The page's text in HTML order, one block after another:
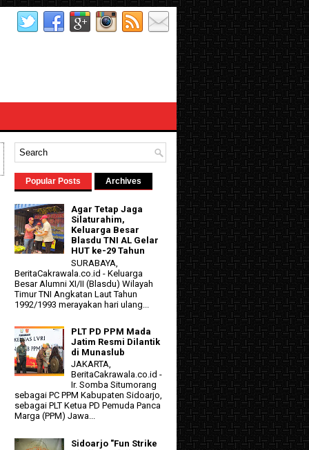
Popular Posts Archives
Agar Tetap Jaga
Silaturahim,
Keluarga Besar
Blasdu TNI AL Gelar
HUT ke-29 Tahun
SURABAYA,
BeritaCakrawala.co.id - Keluarga
Besar Alumni XI/II (Blasdu) Wilayah
Timur TNI Angkatan Laut Tahun
1992/1993 merayakan hari ulang...
PLT PD PPM Mada
Jatim Resmi Dilantik
di Munaslub
JAKARTA,
BeritaCakrawala.co.id -
Ir. Somba Situmorang
sebagai PC PPM Kabupaten Sidoarjo,
sebagai PLT Ketua PD Pemuda Panca
Marga (PPM) Jawa...
Sidoarjo "Fun Strike